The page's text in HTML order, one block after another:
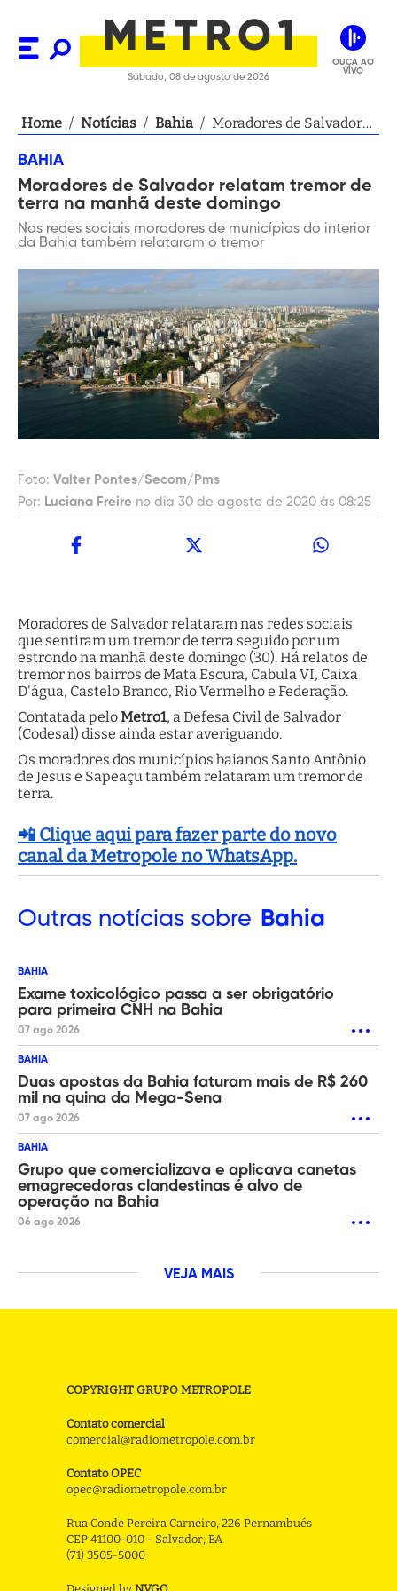
Sábado, 08 de agosto de 2026
OUÇA AO
VIVO
Home / Notícias / Bahia / Moradores de Salvador
domingo
BAHIA
Moradores de Salvador relatam tremor de
terra na manhã deste domingo
Nas redes sociais moradores de municípios do interior
da Bahia também relataram o tremor
Foto: Valter Pontes/Secom/Pms
Por: Luciana Freire no dia 30 de agosto de 2020 às 08:25
Moradores de Salvador relataram nas redes sociais
que sentiram um tremor de terra seguido por um
estrondo na manhã deste domingo (30). Há relatos de
tremor nos bairros de Mata Escura, Cabula VI, Caixa
D'água, Castelo Branco, Rio Vermelho e Federação.
Contatada peloMetro1, a Defesa Civil de Salvador
(Codesal) disse ainda estar averiguando.
Os moradores dos municípios baianos Santo Antônio
de Jesus e Sapeaçu também relataram um tremor de
terra.
📲 Clique aqui para fazer parte do novo
canal da Metropole no WhatsApp.
Outras notícias sobre Bahia
BAHIA
Exame toxicológico passa a ser obrigatório
para primeira CNH na Bahia
07 ago 2026
BAHIA
Duas apostas da Bahia faturam mais de R$ 260
mil na quina da Mega-Sena
07 ago 2026
BAHIA
Grupo que comercializava e aplicava canetas
emagrecedoras clandestinas é alvo de
operação na Bahia
06 ago 2026
VEJA MAIS
COPYRIGHT GRUPO METROPOLE
Contato comercial
comercial@radiometropole.com.br
Contato OPEC
opec@radiometropole.com.br
Rua Conde Pereira Carneiro, 226 Pernambués
CEP 41100-010 - Salvador, BA
(71) 3505-5000